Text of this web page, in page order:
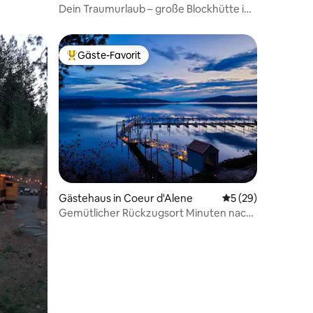
Dein Traumurlaub – große Blockhütte in
Bewertungen
Beliebter Gäste-Favorit.
Gäste-Favorit
Gästehaus in Coeur d'Alene Durchschnittliche
5 (29)
Gemütlicher Rückzugsort Minuten nach